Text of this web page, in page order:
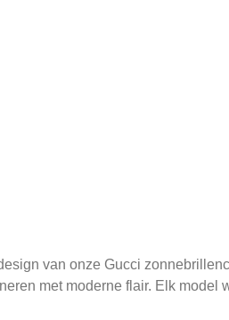
van onze Gucci
met moderne flair. Elk